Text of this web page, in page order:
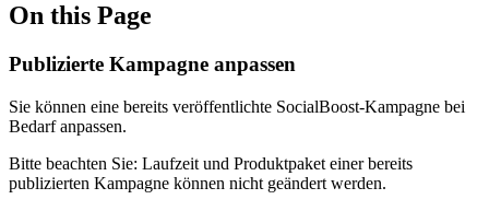
On this Page
Publizierte Kampagne anpassen
Sie können eine bereits veröffentlichte SocialBoost-Kampagne bei
Bedarf anpassen.
Bitte beachten Sie: Laufzeit und Produktpaket einer bereits
publizierten Kampagne können nicht geändert werden.